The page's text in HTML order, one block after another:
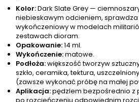
Kolor:Dark Slate Grey —
niebieskawym odcieniem,
wykończeniowy w modelach
zestawach dioram.
Opakowanie:14 ml.
Wykończenie:matowe.
Podłoża:większość tworzyw
szkło, ceramika, tektura,
(zawsze wykonać próbę na małej
Aplikacja:pędzlem bezpośrednio z